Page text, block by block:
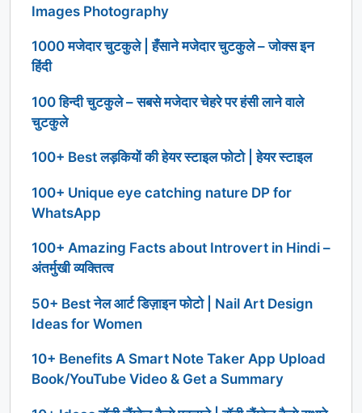
Images Photography
1000 मजेदार चुटकुले | हँसाने मजेदार चुटकुले – जोक्स इन
हिंदी
100 हिन्दी चुटकुले – सबसे मजेदार चेहरे पर हंसी लाने वाले
चुटकुले
100+ Best लड़कियों की हेयर स्टाइल फोटो | हेयर स्टाइल
100+ Unique eye catching nature DP for
WhatsApp
100+ Amazing Facts about Introvert in Hindi –
अंतर्मुखी व्यक्तित्व
50+ Best नेल आर्ट डिज़ाइन फोटो | Nail Art Design
Ideas for Women
10+ Benefits A Smart Note Taker App Upload
Book/YouTube Video & Get a Summary